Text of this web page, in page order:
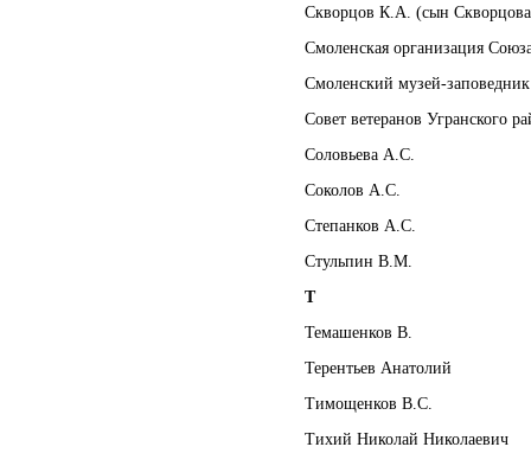
Скворцов К.А. (сын
Смоленская организация
Смоленский музей-заповедник
Совет ветеранов Угранского
Соловьева А.С.
Соколов А.С.
Степанков А.С.
Стульпин В.М.
Т
Темашенков В.
Терентьев Анатолий
Тимощенков В.С.
Тихий Николай Николаевич